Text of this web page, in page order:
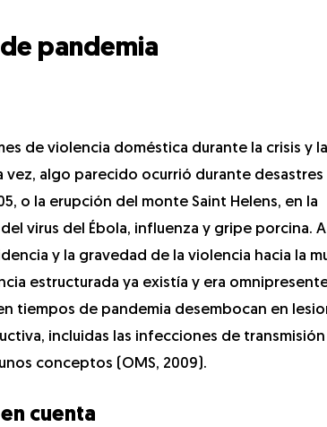
pandemia
de violencia doméstica durante la crisis y la
vez, algo parecido ocurrió durante desastres
o la erupción del monte Saint Helens, en la
virus del Ébola, influenza y gripe porcina. A
y la gravedad de la violencia hacia la
estructurada ya existía y era
tiempos de pandemia desembocan en
incluidas las infecciones de transmisión
conceptos (OMS, 2009).
cuenta